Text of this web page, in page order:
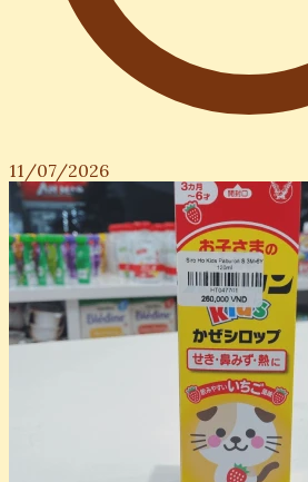
11/07/2026